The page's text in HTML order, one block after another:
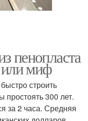
пенопласта
или миф
строить
простоять 300 лет.
за 2 часа. Средняя